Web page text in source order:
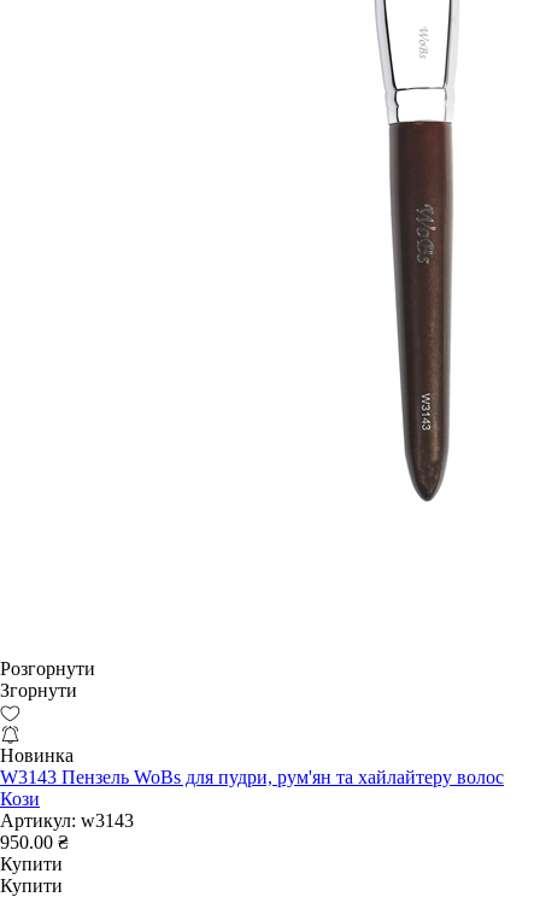
Розгорнути
Згорнути
Новинка
W3143 Пензель WoBs для пудри, рум'ян та хайлайтеру волос
Кози
Артикул: w3143
950.00 ₴
Купити
Купити